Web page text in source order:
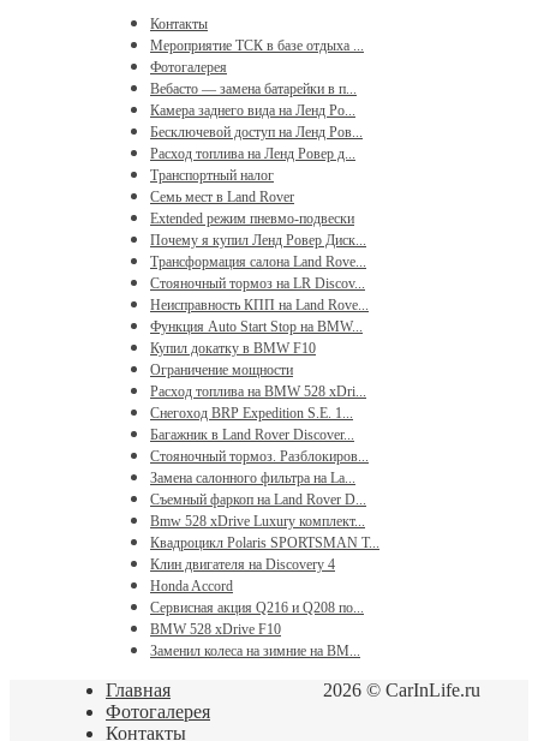
Контакты
Мероприятие ТСК в базе отдыха ...
Фотогалерея
Вебасто — замена батарейки в п...
Камера заднего вида на Ленд Ро...
Бесключевой доступ на Ленд Ров...
Расход топлива на Ленд Ровер д...
Транспортный налог
Семь мест в Land Rover
Extended режим пневмо-подвески
Почему я купил Ленд Ровер Диск...
Трансформация салона Land Rove...
Стояночный тормоз на LR Discov...
Неисправность КПП на Land Rove...
Функция Auto Start Stop на BMW...
Купил докатку в BMW F10
Ограничение мощности
Расход топлива на BMW 528 xDri...
Снегоход BRP Expedition S.E. 1...
Багажник в Land Rover Discover...
Стояночный тормоз. Разблокиров...
Замена салонного фильтра на La...
Съемный фаркоп на Land Rover D...
Bmw 528 xDrive Luxury комплект...
Квадроцикл Polaris SPORTSMAN T...
Клин двигателя на Discovery 4
Honda Accord
Сервисная акция Q216 и Q208 по...
BMW 528 xDrive F10
Заменил колеса на зимние на BM...
2026 © CarInLife.ru
Главная
Фотогалерея
Контакты